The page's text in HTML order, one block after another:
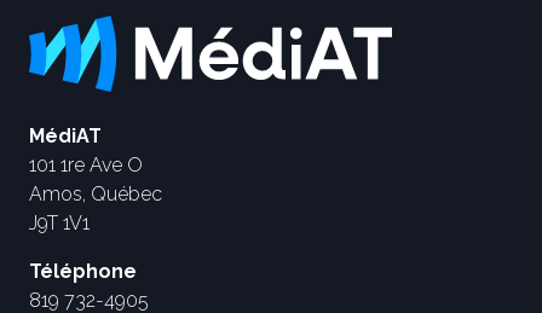
MédiAT
101 1re Ave O
Amos, Québec
J9T 1V1
Téléphone
819 732-4905